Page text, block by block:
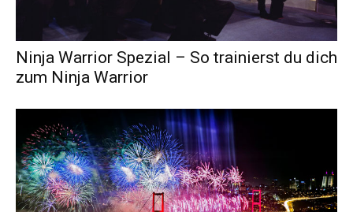
Ninja Warrior Spezial – So trainierst du dich
zum Ninja Warrior